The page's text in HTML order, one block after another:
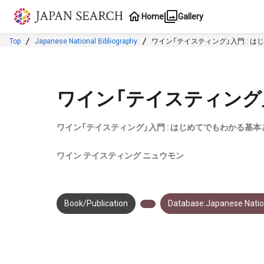
Jump to main content
Home Gallery
Top Japanese National Bibliography ワイン「テイスティング」入門 : は
ワイン「テイスティン
ワイン「テイスティング」入門 : はじめてでもわかる基本
ワイン テイスティング ニュウモン
Book/Publication Database:Japanese